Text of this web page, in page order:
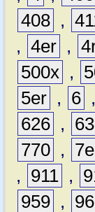
408 ,
, 4er ,
500x ,
5er , 6 ,
626 , 63
770 ,
,
911 ,
959 ,